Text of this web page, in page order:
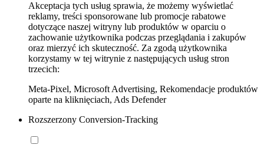
Akceptacja tych usług sprawia, że możemy wyświetlać
reklamy, treści sponsorowane lub promocje rabatowe
dotyczące naszej witryny lub produktów w oparciu o
zachowanie użytkownika podczas przeglądania i zakupów
oraz mierzyć ich skuteczność. Za zgodą użytkownika
korzystamy w tej witrynie z następujących usług stron
trzecich:
Meta-Pixel, Microsoft Advertising, Rekomendacje produktów
oparte na kliknięciach, Ads Defender
Rozszerzony Conversion-Tracking